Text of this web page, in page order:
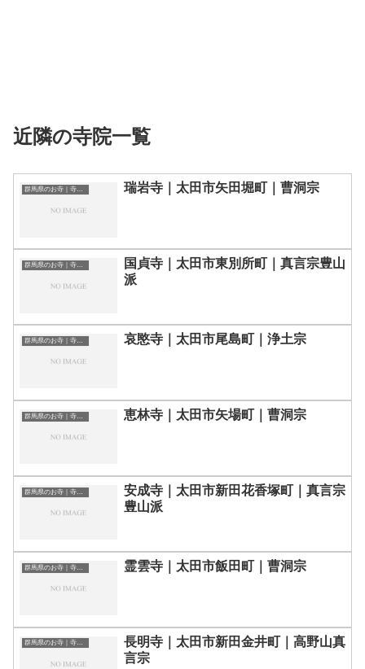
近隣の寺院一覧
群馬県のお寺｜寺院一覧 瑞岩寺｜太田市矢田堀町｜曹洞宗
群馬県のお寺｜寺院一覧
国貞寺｜太田市東別所町｜真言宗豊山
派
群馬県のお寺｜寺院一覧 哀愍寺｜太田市尾島町｜浄土宗
群馬県のお寺｜寺院一覧 恵林寺｜太田市矢場町｜曹洞宗
群馬県のお寺｜寺院一覧
安成寺｜太田市新田花香塚町｜真言宗
豊山派
群馬県のお寺｜寺院一覧 霊雲寺｜太田市飯田町｜曹洞宗
群馬県のお寺｜寺院一覧
長明寺｜太田市新田金井町｜高野山真
言宗